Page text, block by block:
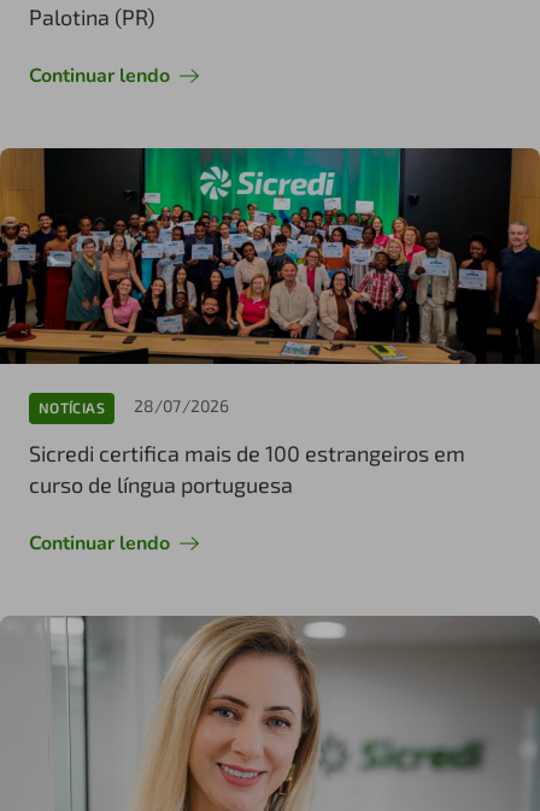
Palotina (PR)
Continuar lendo
NOTÍCIAS 28/07/2026
Sicredi certifica mais de 100 estrangeiros em
curso de língua portuguesa
Continuar lendo